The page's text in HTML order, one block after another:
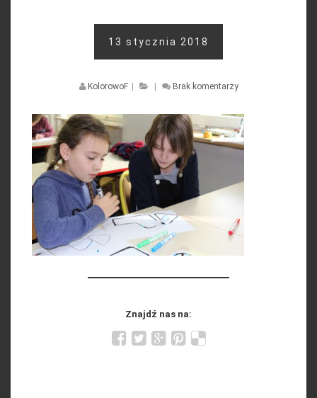
13 stycznia 2018
KolorowoF Brak komentarzy
Znajdź nas na: